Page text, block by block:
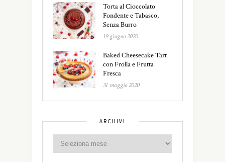
Torta al Cioccolato
Fondente e Tabasco,
Senza Burro
19 giugno 2020
Baked Cheesecake Tart
con Frolla e Frutta
Fresca
31 maggio 2020
ARCHIVI